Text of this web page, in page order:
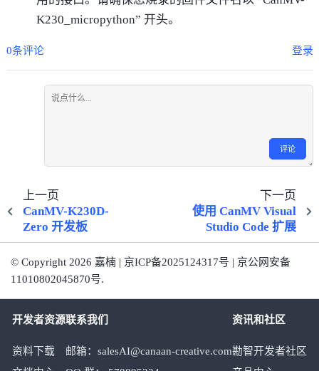
K230_micropython” 开头。
0条评论 登录
评论
上一页
CanMV-K230D-
Zero 开发板
下一页
使用 CanMV Visual
Studio Code 扩展
© Copyright 2026 嘉楠 | 京ICP备2025124317号 | 京公网安备
11010802045870号.
开发者资源
资料下载
联系我们
邮箱：salesAI@canaan-creative.com
资讯和社区
勘智开发者社区